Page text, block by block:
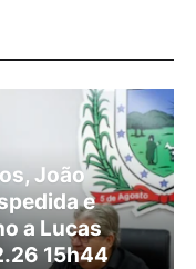
João
e
a Lucas
15h44